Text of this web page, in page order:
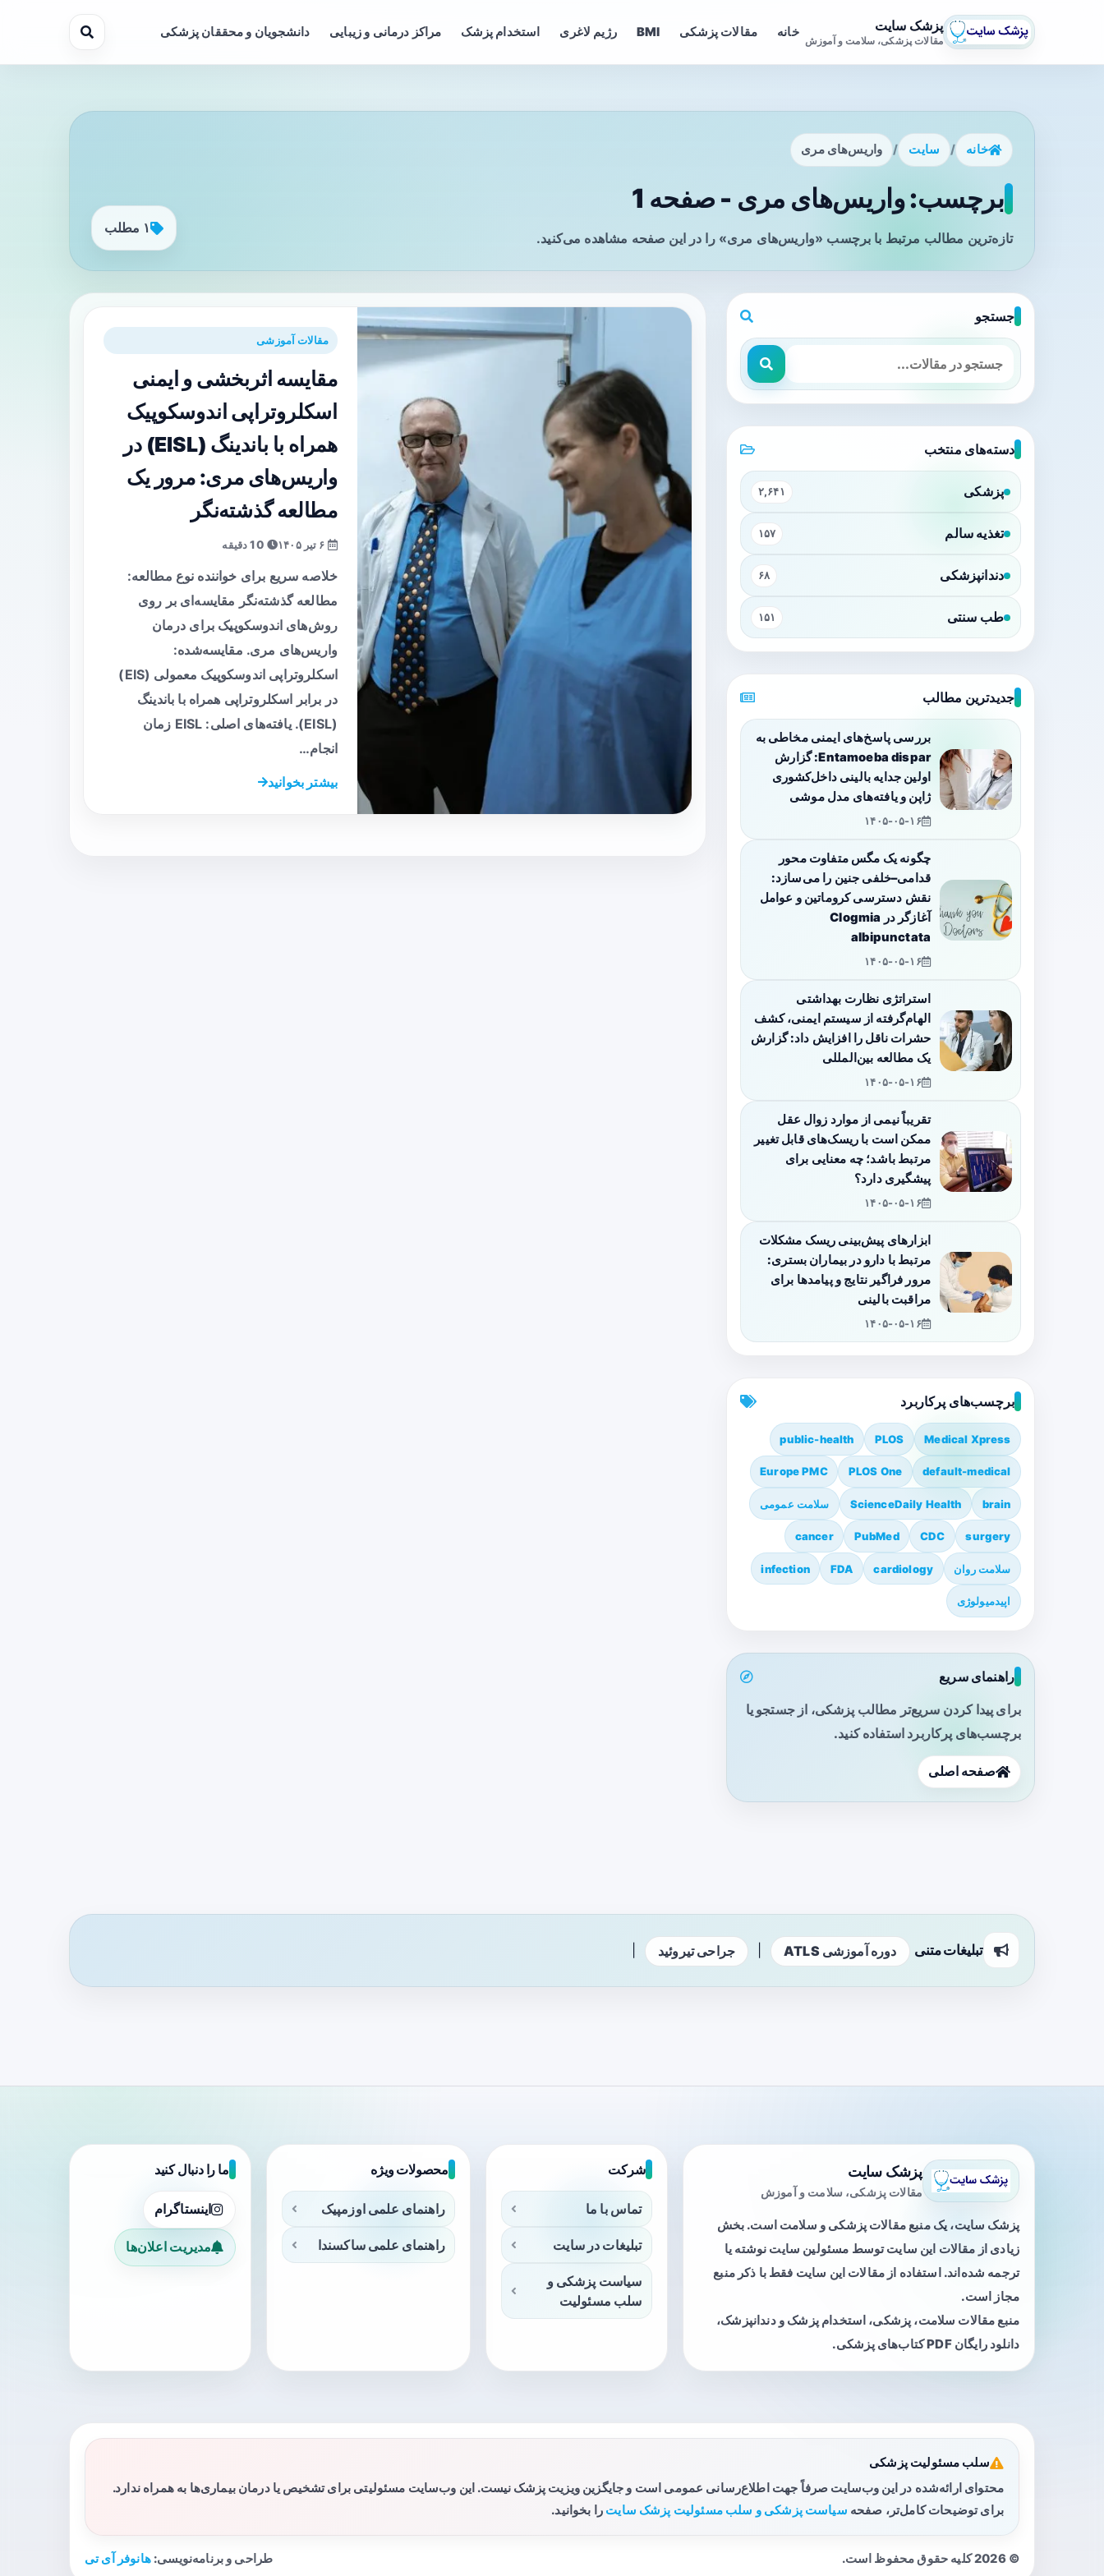
پزشک سایت
مقالات پزشکی، سلامت و آموزش
خانه مقالات پزشکی BMI رژیم لاغری استخدام پزشک مراکز درمانی و زیبایی دانشجویان و محققان پزشکی
خانه / سایت / واریس‌های مری
برچسب: واریس‌های مری - صفحه 1
تازه‌ترین مطالب مرتبط با برچسب «واریس‌های مری» را در این صفحه مشاهده می‌کنید.
۱ مطلب
مقالات آموزشی
مقایسه اثربخشی و ایمنی
اسکلروتراپی اندوسکوپیک
همراه با باندینگ (EISL) در
واریس‌های مری: مرور یک
مطالعه گذشته‌نگر
خلاصه سریع برای خواننده نوع مطالعه:
مطالعه گذشته‌نگر مقایسه‌ای بر روی
روش‌های اندوسکوپیک برای درمان
واریس‌های مری. مقایسه‌شده:
اسکلروتراپی اندوسکوپیک معمولی (EIS)
در برابر اسکلروتراپی همراه با باندینگ
(EISL). یافته‌های اصلی: EISL زمان
انجام…
بیشتر بخوانید
جستجو
دسته‌های منتخب
پزشکی ۲,۶۴۱
تغذیه سالم ۱۵۷
دندانپزشکی ۶۸
طب سنتی ۱۵۱
جدیدترین مطالب
بررسی پاسخ‌های ایمنی مخاطی به
Entamoeba dispar: گزارش
اولین جدایه بالینی داخل‌کشوری
ژاپن و یافته‌های مدل موشی
۱۴۰۵-۰۵-۱۶
چگونه یک مگس متفاوت محور
قدامی–خلفی جنین را می‌سازد:
نقش دسترسی کروماتین و عوامل
آغازگر در Clogmia
albipunctata
۱۴۰۵-۰۵-۱۶
استراتژی نظارت بهداشتی
الهام‌گرفته از سیستم ایمنی، کشف
حشرات ناقل را افزایش داد: گزارش
یک مطالعه بین‌المللی
۱۴۰۵-۰۵-۱۶
تقریباً نیمی از موارد زوال عقل
ممکن است با ریسک‌های قابل تغییر
مرتبط باشد؛ چه معنایی برای
پیشگیری دارد؟
۱۴۰۵-۰۵-۱۶
ابزارهای پیش‌بینی ریسک مشکلات
مرتبط با دارو در بیماران بستری:
مرور فراگیر نتایج و پیامدها برای
مراقبت بالینی
۱۴۰۵-۰۵-۱۶
برچسب‌های پرکاربرد
Medical Xpress
PLOS
public-health
default-medical
PLOS One
Europe PMC
brain
ScienceDaily Health سلامت عمومی
surgery
CDC
PubMed
cancer
سلامت روان cardiology
FDA
infection
اپیدمیولوژی
راهنمای سریع
برای پیدا کردن سریع‌تر مطالب پزشکی، از جستجو یا
برچسب‌های پرکاربرد استفاده کنید.
صفحه اصلی
تبلیغات متنی دوره آموزشی ATLS جراحی تیروئید
پزشک سایت
مقالات پزشکی، سلامت و آموزش
پزشک سایت، یک منبع مقالات پزشکی و سلامت است. بخش
زیادی از مقالات این سایت توسط مسئولین سایت نوشته یا
ترجمه شده‌اند. استفاده از مقالات این سایت فقط با ذکر منبع
مجاز است.
منبع مقالات سلامت، پزشکی، استخدام پزشک و دندانپزشک،
دانلود رایگان PDF کتاب‌های پزشکی.
شرکت
تماس با ما
تبلیغات در سایت
سیاست پزشکی و
سلب مسئولیت
محصولات ویژه
راهنمای علمی اوزمپیک
راهنمای علمی ساکسندا
ما را دنبال کنید
اینستاگرام
مدیریت اعلان‌ها
سلب مسئولیت پزشکی
محتوای ارائه‌شده در این وب‌سایت صرفاً جهت اطلاع‌رسانی عمومی است و جایگزین ویزیت پزشک نیست. این وب‌سایت مسئولیتی برای تشخیص یا درمان بیماری‌ها به همراه ندارد.
برای توضیحات کامل‌تر، صفحه سیاست پزشکی و سلب مسئولیت پزشک سایت را بخوانید.
© 2026 کلیه حقوق محفوظ است. طراحی و برنامه‌نویسی:هانوفر آی تی